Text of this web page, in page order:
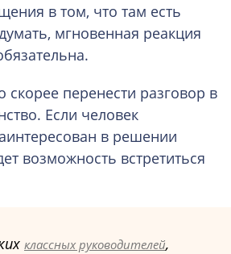
в том, что там есть
мгновенная реакция
перенести разговор в
Если человек
в решении
возможность встретиться
классных руководителей,